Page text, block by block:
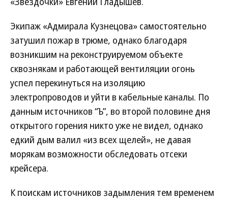
Экипаж «Адмирала Кузнецова» самостоятельно
затушил пожар в трюме, однако благодаря
возникшим на реконструируемом объекте
сквознякам и работающей вентиляции огонь
успел перекинуться на изоляцию
электропроводов и уйти в кабельные каналы. По
данным источников “Ъ”, во второй половине дня
открытого горения никто уже не видел, однако
едкий дым валил «из всех щелей», не давая
морякам возможности обследовать отсеки
крейсера.
К поискам источников задымления тем временем